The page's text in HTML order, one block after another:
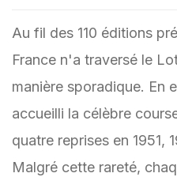
Au fil des 110 éditions
France n'a traversé le
manière sporadique. En
accueilli la célèbre
quatre reprises en 1951,
Malgré cette rareté,